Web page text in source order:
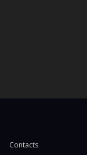
Contacts